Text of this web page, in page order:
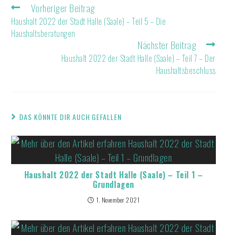
Vorheriger Beitrag
Haushalt 2022 der Stadt Halle (Saale) – Teil 5 – Die
Haushaltsberatungen
Nächster Beitrag
Haushalt 2022 der Stadt Halle (Saale) – Teil 7 – Der
Haushaltsbeschluss
DAS KÖNNTE DIR AUCH GEFALLEN
Haushalt 2022 der Stadt Halle (Saale) – Teil 1 –
Grundlagen
1. November 2021